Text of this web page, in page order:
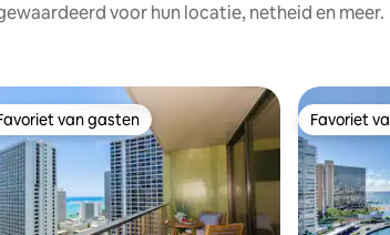
voor hun locatie, netheid en meer.
van gasten
van gasten Favoriet
Favoriet